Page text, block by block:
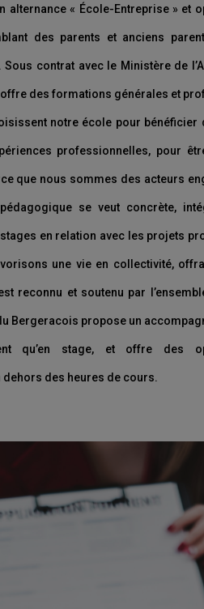
alternance « École-Entreprise » et
des parents et anciens
contrat avec le Ministère de
des formations générales et
notre école pour bénéficier
professionnelles, pour
que nous sommes des acteurs
se veut concrète,
en relation avec les projets
une vie en collectivité,
reconnu et soutenu par
Bergeracois propose un
qu’en stage, et offre des
des heures de cours.